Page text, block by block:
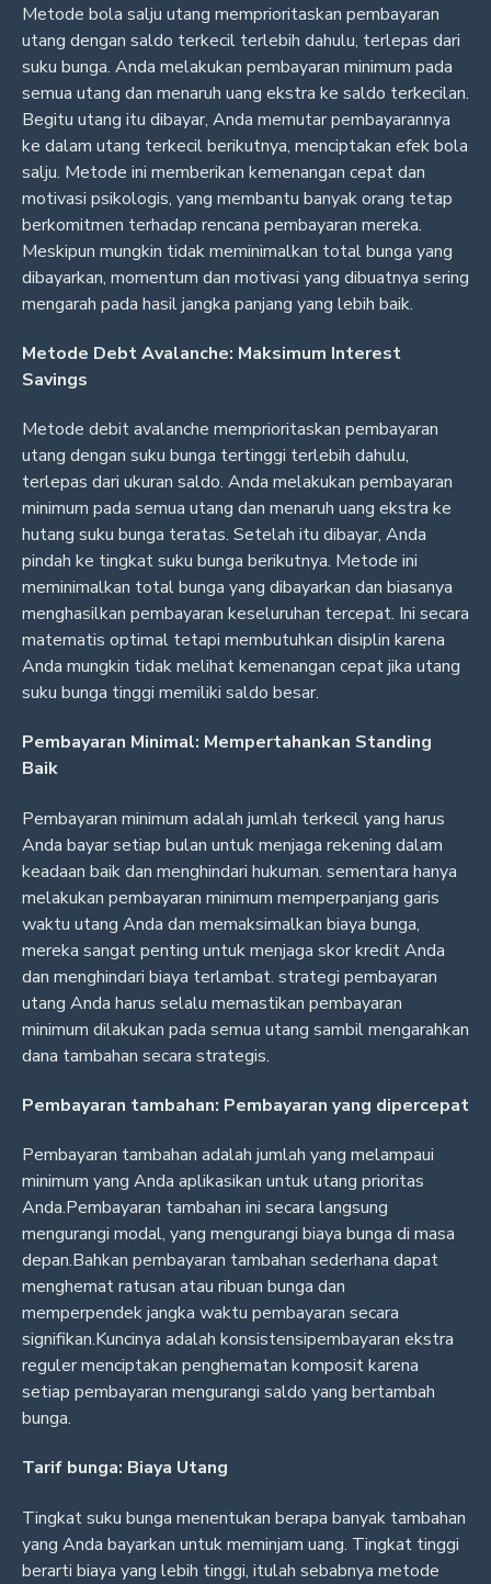
Metode bola salju utang memprioritaskan pembayaran
utang dengan saldo terkecil terlebih dahulu, terlepas dari
suku bunga. Anda melakukan pembayaran minimum pada
semua utang dan menaruh uang ekstra ke saldo terkecilan.
Begitu utang itu dibayar, Anda memutar pembayarannya
ke dalam utang terkecil berikutnya, menciptakan efek bola
salju. Metode ini memberikan kemenangan cepat dan
motivasi psikologis, yang membantu banyak orang tetap
berkomitmen terhadap rencana pembayaran mereka.
Meskipun mungkin tidak meminimalkan total bunga yang
dibayarkan, momentum dan motivasi yang dibuatnya sering
mengarah pada hasil jangka panjang yang lebih baik.
Metode Debt Avalanche: Maksimum Interest
Savings
Metode debit avalanche memprioritaskan pembayaran
utang dengan suku bunga tertinggi terlebih dahulu,
terlepas dari ukuran saldo. Anda melakukan pembayaran
minimum pada semua utang dan menaruh uang ekstra ke
hutang suku bunga teratas. Setelah itu dibayar, Anda
pindah ke tingkat suku bunga berikutnya. Metode ini
meminimalkan total bunga yang dibayarkan dan biasanya
menghasilkan pembayaran keseluruhan tercepat. Ini secara
matematis optimal tetapi membutuhkan disiplin karena
Anda mungkin tidak melihat kemenangan cepat jika utang
suku bunga tinggi memiliki saldo besar.
Pembayaran Minimal: Mempertahankan Standing
Baik
Pembayaran minimum adalah jumlah terkecil yang harus
Anda bayar setiap bulan untuk menjaga rekening dalam
keadaan baik dan menghindari hukuman. sementara hanya
melakukan pembayaran minimum memperpanjang garis
waktu utang Anda dan memaksimalkan biaya bunga,
mereka sangat penting untuk menjaga skor kredit Anda
dan menghindari biaya terlambat. strategi pembayaran
utang Anda harus selalu memastikan pembayaran
minimum dilakukan pada semua utang sambil mengarahkan
dana tambahan secara strategis.
Pembayaran tambahan: Pembayaran yang dipercepat
Pembayaran tambahan adalah jumlah yang melampaui
minimum yang Anda aplikasikan untuk utang prioritas
Anda.Pembayaran tambahan ini secara langsung
mengurangi modal, yang mengurangi biaya bunga di masa
depan.Bahkan pembayaran tambahan sederhana dapat
menghemat ratusan atau ribuan bunga dan
memperpendek jangka waktu pembayaran secara
signifikan.Kuncinya adalah konsistensipembayaran ekstra
reguler menciptakan penghematan komposit karena
setiap pembayaran mengurangi saldo yang bertambah
bunga.
Tarif bunga: Biaya Utang
Tingkat suku bunga menentukan berapa banyak tambahan
yang Anda bayarkan untuk meminjam uang. Tingkat tinggi
berarti biaya yang lebih tinggi, itulah sebabnya metode